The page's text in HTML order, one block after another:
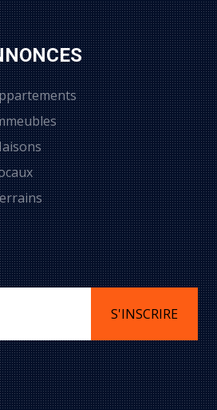
S'INSCRIRE